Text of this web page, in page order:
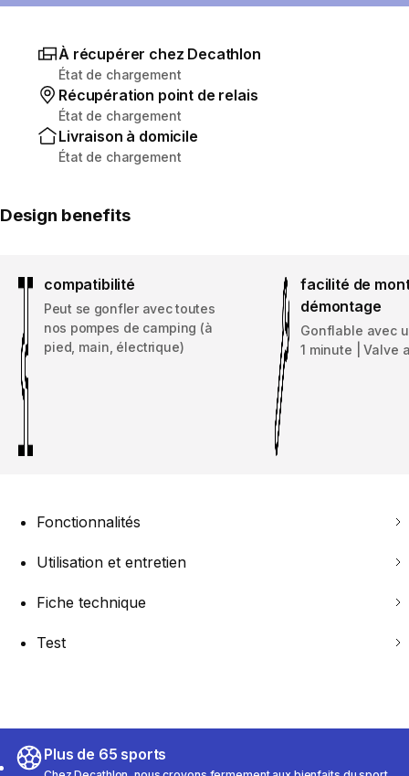
À récupérer chez Decathlon
État de chargement
Récupération point de relais
État de chargement
Livraison à domicile
État de chargement
Design benefits
compatibilité
Peut se gonfler avec toutes
nos pompes de camping (à
pied, main, électrique)
facilité de
démontage
Gonflable avec
1 minute | Valve
Fonctionnalités
Utilisation et entretien
Fiche technique
Test
Plus de 65 sports